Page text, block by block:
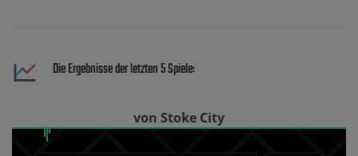
Die Ergebnisse der letzten 5 Spiele:
von Stoke City